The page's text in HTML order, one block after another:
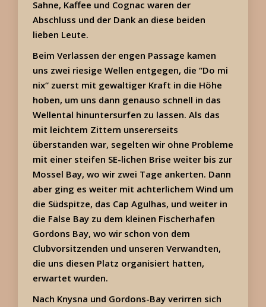
Sahne, Kaffee und Cognac waren der
Abschluss und der Dank an diese beiden
lieben Leute.
Beim Verlassen der engen Passage kamen
uns zwei riesige Wellen entgegen, die “Do mi
nix“ zuerst mit gewaltiger Kraft in die Höhe
hoben, um uns dann genauso schnell in das
Wellental hinuntersurfen zu lassen. Als das
mit leichtem Zittern unsererseits
überstanden war, segelten wir ohne Probleme
mit einer steifen SE-lichen Brise weiter bis zur
Mossel Bay, wo wir zwei Tage ankerten. Dann
aber ging es weiter mit achterlichem Wind um
die Südspitze, das Cap Agulhas, und weiter in
die False Bay zu dem kleinen Fischerhafen
Gordons Bay, wo wir schon von dem
Clubvorsitzenden und unseren Verwandten,
die uns diesen Platz organisiert hatten,
erwartet wurden.
Nach Knysna und Gordons-Bay verirren sich